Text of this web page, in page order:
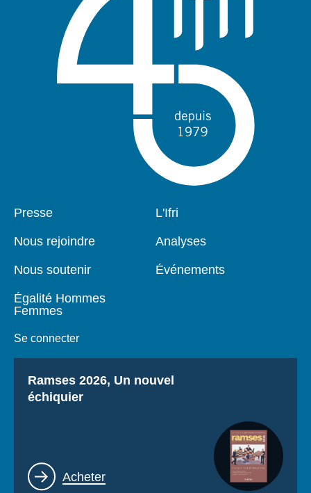
Pied
Presse
Nous rejoindre
Nous soutenir
Égalité Hommes
Femmes
Se connecter
Navigation
L'Ifri
Analyses
Événements
Titre
Ramses 2026, Un nouvel
échiquier
Lien
Acheter